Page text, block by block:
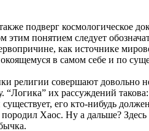
подверг космологическое
понятием следует
как источнике
в самом себе и по
религии совершают довольно
их рассуждений
его кто-нибудь
Хаос. Ну а дальше?